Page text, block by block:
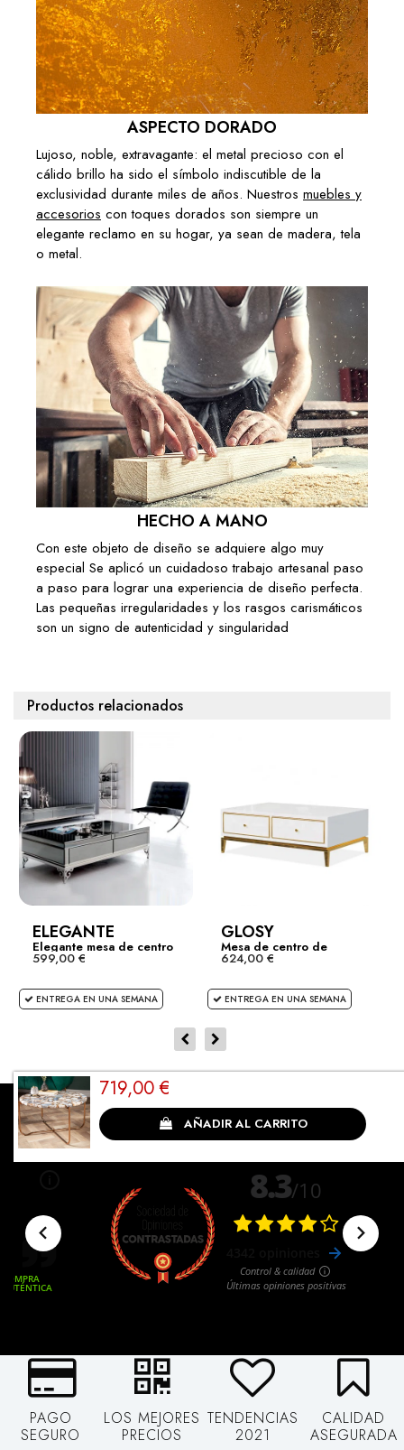
ASPECTO DORADO
Lujoso, noble, extravagante: el metal precioso con el
cálido brillo ha sido el símbolo indiscutible de la
exclusividad durante miles de años. Nuestros muebles y
accesorios con toques dorados son siempre un
elegante reclamo en su hogar, ya sean de madera, tela
o metal.
HECHO A MANO
Con este objeto de diseño se adquiere algo muy
especial Se aplicó un cuidadoso trabajo artesanal paso
a paso para lograr una experiencia de diseño perfecta.
Las pequeñas irregularidades y los rasgos carismáticos
son un signo de autenticidad y singularidad
Productos relacionados
ELEGANTE
Elegante mesa de centro
599,00 €
ENTREGA EN UNA SEMANA
GLOSY
Mesa de centro de
diseño...
624,00 €
ENTREGA EN UNA SEMANA
719,00 €
AÑADIR AL CARRITO
Cliente satisfecho
PAGO
SEGURO
LOS MEJORES
PRECIOS
TENDENCIAS
2021
CALIDAD
ASEGURADA